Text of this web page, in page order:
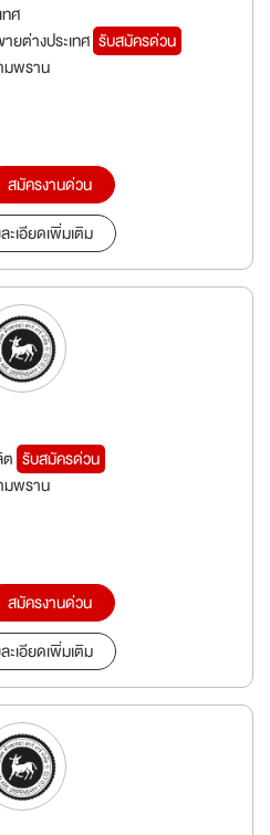
ทศ
ยต่างประเทศ รับสมัครด่วน
มพราน
สมัครงานด่วน
ะเอียดเพิ่มเติม
รับสมัครด่วน
มพราน
สมัครงานด่วน
ะเอียดเพิ่มเติม